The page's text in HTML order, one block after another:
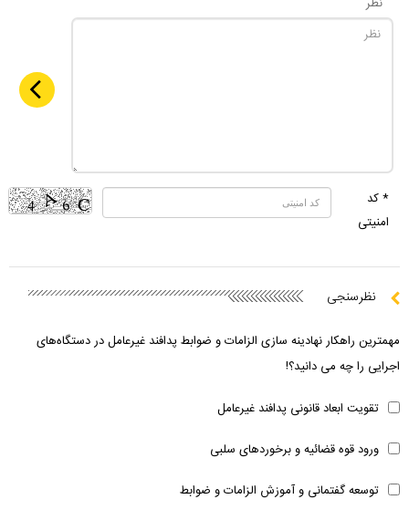
نظر
* کد
امنیتی
نظرسنجی
مهمترین راهکار نهادینه سازی الزامات و ضوابط پدافند غیرعامل در دستگاه‌های
اجرایی را چه می دانید؟!
تقویت ابعاد قانونی پدافند غیرعامل
ورود قوه قضائیه و برخوردهای سلبی
توسعه گفتمانی و آموزش الزامات و ضوابط